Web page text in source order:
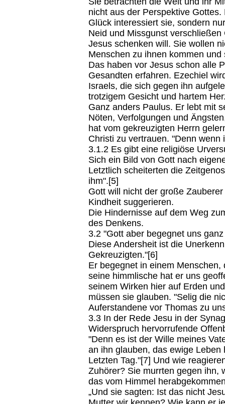
nicht aus der Perspektive
Glück interessiert sie, sondern
Neid und Missgunst
Jesus schenken will. Sie wollen
Menschen zu ihnen kommen
Das haben vor Jesus schon alle
Gesandten erfahren. Ezechiel
Israels, die sich gegen ihn
trotzigem Gesicht und hartem
Ganz anders Paulus. Er lebt mit
Nöten, Verfolgungen und
hat vom gekreuzigten Herrn
Christi zu vertrauen. "Denn
3.1.2 Es gibt eine religiöse
Sich ein Bild von Gott nach
Letztlich scheiterten die
ihm".[5]
Gott will nicht der große
Kindheit suggerieren.
Die Hindernisse auf dem Weg
des Denkens.
3.2 "Gott aber begegnet uns
Diese Andersheit ist die
Gekreuzigten."[6]
Er begegnet in einem
seine himmlische hat er uns
seinem Wirken hier auf Erden
müssen sie glauben. "Selig die
Auferstandene vor Thomas zu
3.3 In der Rede Jesu in der
Widerspruch hervorrufende
"Denn es ist der Wille meines
an ihn glauben, das ewige
Letzten Tag."[7] Und wie
Zuhörer? Sie murrten gegen ihn,
das vom Himmel
„Und sie sagten: Ist das nicht